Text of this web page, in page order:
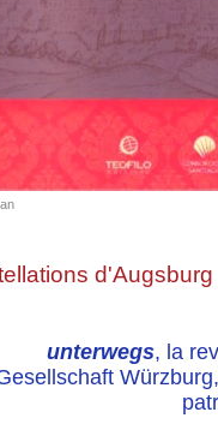
unterwegs, la